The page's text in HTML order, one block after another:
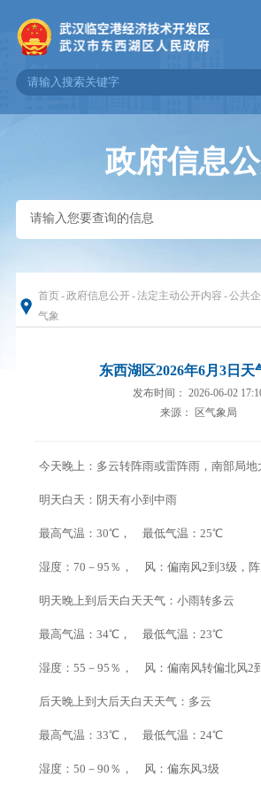
政府信息
首页-政府信息公开-法定主动公开内容 -公共
气象
东西湖区2026年6月3日天
发布时间： 2026-06-02
来源： 区气象局
今天晚上：多云转阵雨或雷阵雨，南部局地
明天白天：阴天有小到中雨
最高气温：30℃， 最低气温：25℃
湿度：70－95％， 风：偏南风2到3级，阵
明天晚上到后天白天天气：小雨转多云
最高气温：34℃， 最低气温：23℃
湿度：55－95％， 风：偏南风转偏北风2
后天晚上到大后天白天天气：多云
最高气温：33℃， 最低气温：24℃
湿度：50－90％， 风：偏东风3级